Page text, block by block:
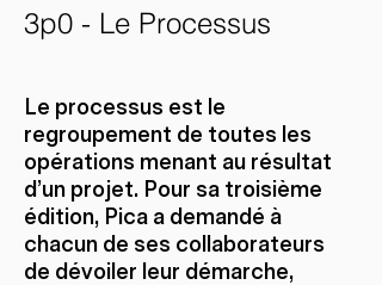
3p0 - Le Processus
Le processus est le
regroupement de toutes les
opérations menant au résultat
d'un projet. Pour sa troisième
édition, Pica a demandé à
chacun de ses collaborateurs
de dévoiler leur démarche,